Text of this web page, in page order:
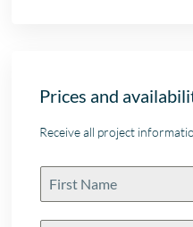
Prices and
Receive all project